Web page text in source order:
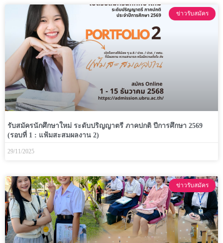
ข่าวรับสมัคร
รับสมัครนักศึกษาใหม่ ระดับปริญญาตรี ภาคปกติ ปีการศึกษา 2569
(รอบที่ 1 : แฟ้มสะสมผลงาน 2)
29/11/2025
ข่าวรับสมัคร